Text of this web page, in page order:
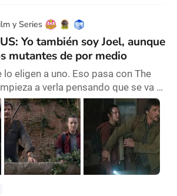
y Series
Yo también soy Joel, aunque
mutantes de por medio
eligen a uno. Eso pasa con The
a verla pensando que se va a
tiros, supervivencia. Pero a los
das cuenta de que lo que
es otra cosa: una historia
necesidad, como impulso
hacemos cuando el mundo se
que nos queda es alguien a quien